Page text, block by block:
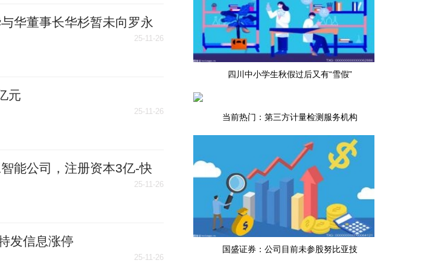
华董事长华杉暂未向罗永
布录音
25-11-26
元
25-11-26
能公司，注册资本3亿-快
25-11-26
发信息涨停
25-11-26
四川中小学生秋假过后又有“雪假”
当前热门：第三方计量检测服务机构
国盛证券：公司目前未参股努比亚技